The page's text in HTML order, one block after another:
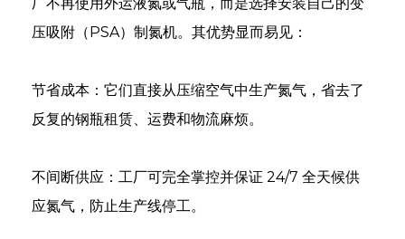
压吸附（PSA）制氮机。其优势显而易见：
节省成本：它们直接从压缩空气中生产氮气，省去了
反复的钢瓶租赁、运费和物流麻烦。
不间断供应：工厂可完全掌控并保证 24/7 全天候供
应氮气，防止生产线停工。